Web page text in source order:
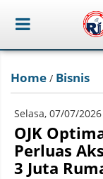
Home / Bisnis
Selasa, 07/07/
OJK
Perluas
3 Juta